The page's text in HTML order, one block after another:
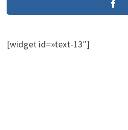
[widget id=»text-13″]